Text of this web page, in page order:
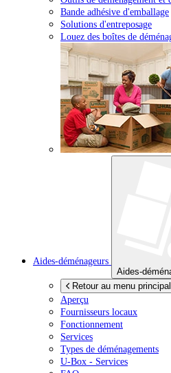
Bande adhésive d'emballage
Solutions d'entreposage
Louez des boîtes de
Aides-déménageurs
Aides-
Retour au menu principal
Aperçu
Fournisseurs locaux
Fonctionnement
Services
Types de déménagements
U-Box - Services